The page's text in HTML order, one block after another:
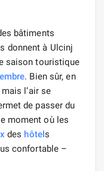
bâtiments
donnent à Ulcinj
saison touristique
. Bien sûr, en
l’air se
de passer du
moment où les
des hôtels
confortable –